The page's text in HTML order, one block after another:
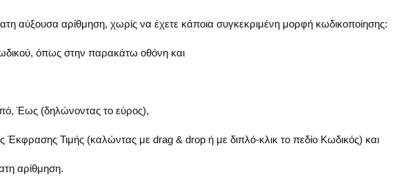
αύξουσα αρίθμηση, χωρίς να έχετε κάποια συγκεκριμένη μορφή κωδικοποίησης:
όπως στην παρακάτω οθόνη και
Έως (δηλώνοντας το εύρος),
Έκφρασης Τιμής (καλώντας με drag & drop ή με διπλό-κλικ το πεδίο Κωδικός) και
αρίθμηση.